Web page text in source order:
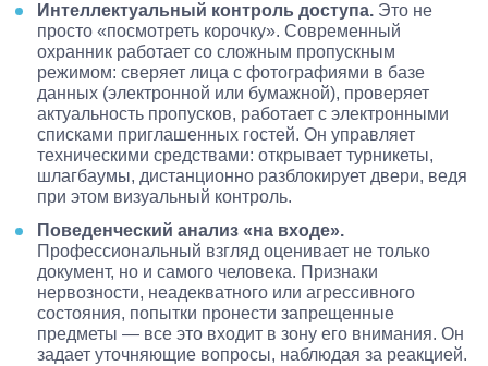
Интеллектуальный контроль доступа. Это не
просто «посмотреть корочку». Современный
охранник работает со сложным пропускным
режимом: сверяет лица с фотографиями в базе
данных (электронной или бумажной), проверяет
актуальность пропусков, работает с электронными
списками приглашенных гостей. Он управляет
техническими средствами: открывает турникеты,
шлагбаумы, дистанционно разблокирует двери, ведя
при этом визуальный контроль.
Поведенческий анализ «на входе».
Профессиональный взгляд оценивает не только
документ, но и самого человека. Признаки
нервозности, неадекватного или агрессивного
состояния, попытки пронести запрещенные
предметы — все это входит в зону его внимания. Он
задает уточняющие вопросы, наблюдая за реакцией.